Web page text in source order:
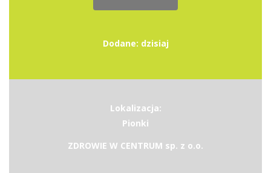
Dodane: dzisiaj
Lokalizacja:
Pionki
ZDROWIE W CENTRUM sp. z o.o.